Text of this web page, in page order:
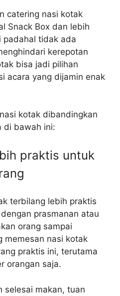
catering nasi kotak
Snack Box dan lebih
padahal tidak ada
kerepotan
bisa jadi pilihan
acara yang dijamin enak
kotak dibandingkan
di bawah ini:
praktis untuk
terbilang lebih praktis
prasmanan atau
orang sampai
memesan nasi kotak
praktis ini, terutama
orangan saja.
selesai makan, tuan